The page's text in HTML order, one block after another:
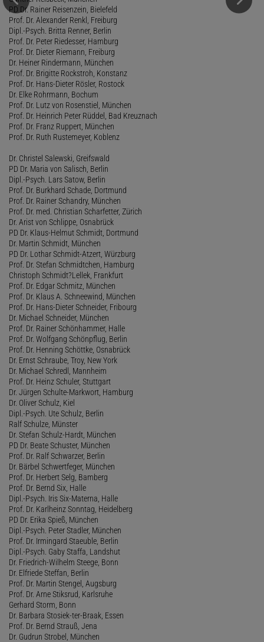
PD Dr. Rainer Reisenzein, Bielefeld
Prof. Dr. Alexander Renkl, Freiburg
Dipl.-Psych. Britta Renner, Berlin
Prof. Dr. Peter Riedesser, Hamburg
Prof. Dr. Dieter Riemann, Freiburg
Dr. Heiner Rindermann, München
Prof. Dr. Brigitte Rockstroh, Konstanz
Prof. Dr. Hans-Dieter Rösler, Rostock
Dr. Elke Rohrmann, Bochum
Prof. Dr. Lutz von Rosenstiel, München
Prof. Dr. Heinrich Peter Rüddel, Bad Kreuznach
Prof. Dr. Franz Ruppert, München
Prof. Dr. Ruth Rustemeyer, Koblenz
Dr. Christel Salewski, Greifswald
PD Dr. Maria von Salisch, Berlin
Dipl.-Psych. Lars Satow, Berlin
Prof. Dr. Burkhard Schade, Dortmund
Prof. Dr. Rainer Schandry, München
Prof. Dr. med. Christian Scharfetter, Zürich
Dr. Arist von Schlippe, Osnabrück
PD Dr. Klaus-Helmut Schmidt, Dortmund
Dr. Martin Schmidt, München
PD Dr. Lothar Schmidt-Atzert, Würzburg
Prof. Dr. Stefan Schmidtchen, Hamburg
Christoph Schmidt?Lellek, Frankfurt
Prof. Dr. Edgar Schmitz, München
Prof. Dr. Klaus A. Schneewind, München
Prof. Dr. Hans-Dieter Schneider, Fribourg
Dr. Michael Schneider, München
Prof. Dr. Rainer Schönhammer, Halle
Prof. Dr. Wolfgang Schönpflug, Berlin
Prof. Dr. Henning Schöttke, Osnabrück
Dr. Ernst Schraube, Troy, New York
Dr. Michael Schredl, Mannheim
Prof. Dr. Heinz Schuler, Stuttgart
Dr. Jürgen Schulte-Markwort, Hamburg
Dr. Oliver Schulz, Kiel
Dipl.-Psych. Ute Schulz, Berlin
Ralf Schulze, Münster
Dr. Stefan Schulz-Hardt, München
PD Dr. Beate Schuster, München
Prof. Dr. Ralf Schwarzer, Berlin
Dr. Bärbel Schwertfeger, München
Prof. Dr. Herbert Selg, Bamberg
Prof. Dr. Bernd Six, Halle
Dipl.-Psych. Iris Six-Materna, Halle
Prof. Dr. Karlheinz Sonntag, Heidelberg
PD Dr. Erika Spieß, München
Dipl.-Psych. Peter Stadler, München
Prof. Dr. Irmingard Staeuble, Berlin
Dipl.-Psych. Gaby Staffa, Landshut
Dr. Friedrich-Wilhelm Steege, Bonn
Dr. Elfriede Steffan, Berlin
Prof. Dr. Martin Stengel, Augsburg
Prof. Dr. Arne Stiksrud, Karlsruhe
Gerhard Storm, Bonn
Dr. Barbara Stosiek-ter-Braak, Essen
Prof. Dr. Bernd Strauß, Jena
Dr. Gudrun Strobel, München